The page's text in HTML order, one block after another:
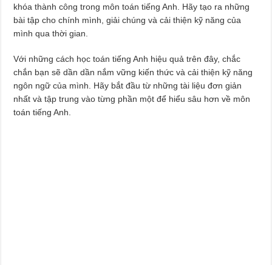
khóa thành công trong môn toán tiếng Anh. Hãy tạo ra những
bài tập cho chính mình, giải chúng và cải thiện kỹ năng của
mình qua thời gian.
Với những cách học toán tiếng Anh hiệu quả trên đây, chắc
chắn bạn sẽ dần dần nắm vững kiến thức và cải thiện kỹ năng
ngôn ngữ của mình. Hãy bắt đầu từ những tài liệu đơn giản
nhất và tập trung vào từng phần một để hiểu sâu hơn về môn
toán tiếng Anh.